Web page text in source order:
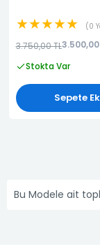
★★★★★ 0
3.750,00 TL3.500,00
Stokta Var
Sepete
Bu Modele ait